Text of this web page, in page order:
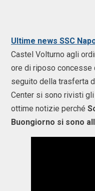
Ultime news SSC
Castel Volturno agli
ore di riposo concesse
seguito della trasferta
Center si sono rivisti gli
ottime notizie perché
Buongiorno si sono